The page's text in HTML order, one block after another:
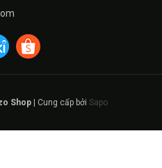
Shop Cung cấp bởi Sapo